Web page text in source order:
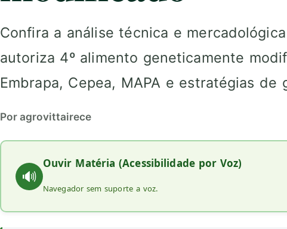
Confira a análise técnica e
autoriza 4º alimento geneticamente
Embrapa, Cepea, MAPA e estratégias de
Por agrovittairece
🔊
Ouvir Matéria (Acessibilidade por Voz)
Navegador sem suporte a voz.